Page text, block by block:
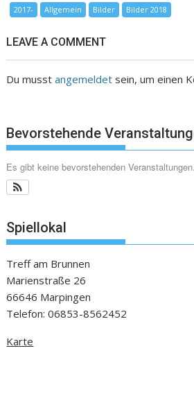
2017- Allgemein Bilder Bilder 2018
LEAVE A COMMENT
Du musstangemeldet sein, um einen
Bevorstehende
Es gibt keine bevorstehenden Veranstaltungen.
Spiellokal
Treff am Brunnen
Marienstraße 26
66646 Marpingen
Telefon: 06853-8562452
Karte